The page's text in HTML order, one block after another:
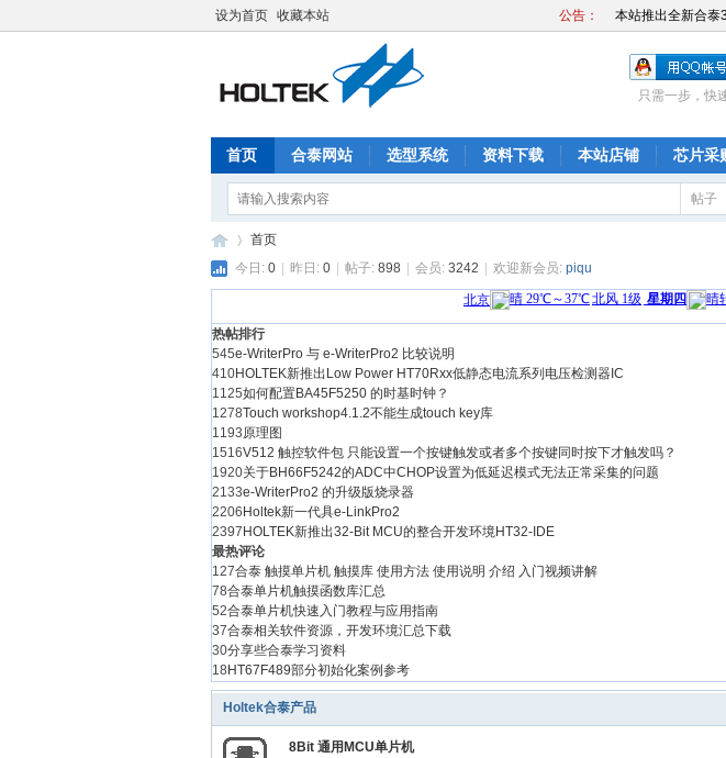
设为首页 收藏本站
只需一步，快
首页 合泰网站 选型系统 资料下载 本站店铺 芯片采
帖子
合
泰
»
首页
今日: 0 昨日: 0 帖子: 898 会员: 3242 欢迎新会员: piqu
热帖排行
545e-WriterPro 与 e-WriterPro2 比较说明
410HOLTEK新推出Low Power HT70Rxx低静态电流系列电压检测器IC
1125如何配置BA45F5250 的时基时钟？
1278Touch workshop4.1.2不能生成touch key库
1193原理图
1516V512 触控软件包 只能设置一个按键触发或者多个按键同时按下才触发吗？
1920关于BH66F5242的ADC中CHOP设置为低延迟模式无法正常采集的问题
2133e-WriterPro2 的升级版烧录器
2206 Holtek新一代具e-LinkPro2
2397 HOLTEK新推出32-Bit MCU的整合开发环境HT32-IDE
最热评论
127合泰 触摸单片机 触摸库 使用方法 使用说明 介绍 入门视频讲解
78合泰单片机触摸函数库汇总
52合泰单片机快速入门教程与应用指南
37合泰相关软件资源，开发环境汇总下载
30分享些合泰学习资料
18 HT67F489部分初始化案例参考
13合泰HOLTEK 触控单片机触控原理
12合泰开发板 学习板 HT66F0185 + BS86D20A-3
12如何使用Holtek Touch MCU Workshop生成触摸函数库工程
触摸感度设置
Holtek合泰产品
8Bit 通用MCU单片机
公告：
本站推出全新合泰
本站推出全新合
本站推出全新合
本站推出全新合